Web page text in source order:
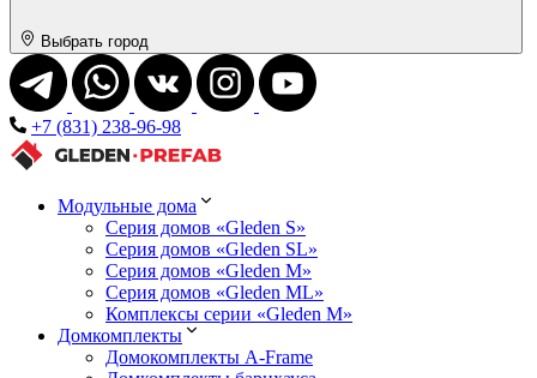
Выбрать город
+7 (831) 238-96-98
Модульные дома
Серия домов «Gleden S»
Серия домов «Gleden SL»
Серия домов «Gleden M»
Серия домов «Gleden ML»
Комплексы серии «Gleden M»
Домкомплекты
Домокомплекты A-Frame